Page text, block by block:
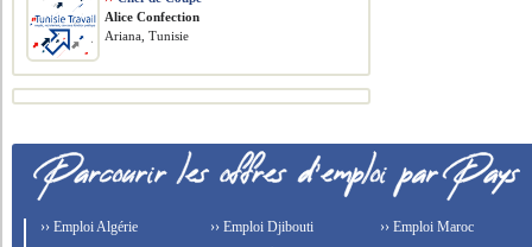
Alice Confection
Ariana, Tunisie
›› Emploi Algérie
›› Emploi Djibouti
›› Emploi Maroc